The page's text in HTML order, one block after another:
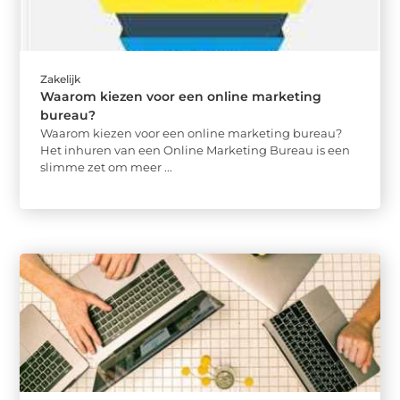
Zakelijk
Waarom kiezen voor een online marketing
bureau?
Waarom kiezen voor een online marketing bureau?
Het inhuren van een Online Marketing Bureau is een
slimme zet om meer ...